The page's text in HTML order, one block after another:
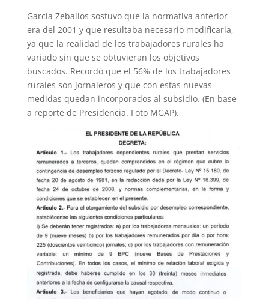
García Zeballos sostuvo que la normativa anterior
era del 2001 y que resultaba necesario modificarla,
ya que la realidad de los trabajadores rurales ha
variado sin que se obtuvieran los objetivos
buscados. Recordó que el 56% de los trabajadores
rurales son jornaleros y que con estas nuevas
medidas quedan incorporados al subsidio. (En base
a reporte de Presidencia. Foto MGAP).